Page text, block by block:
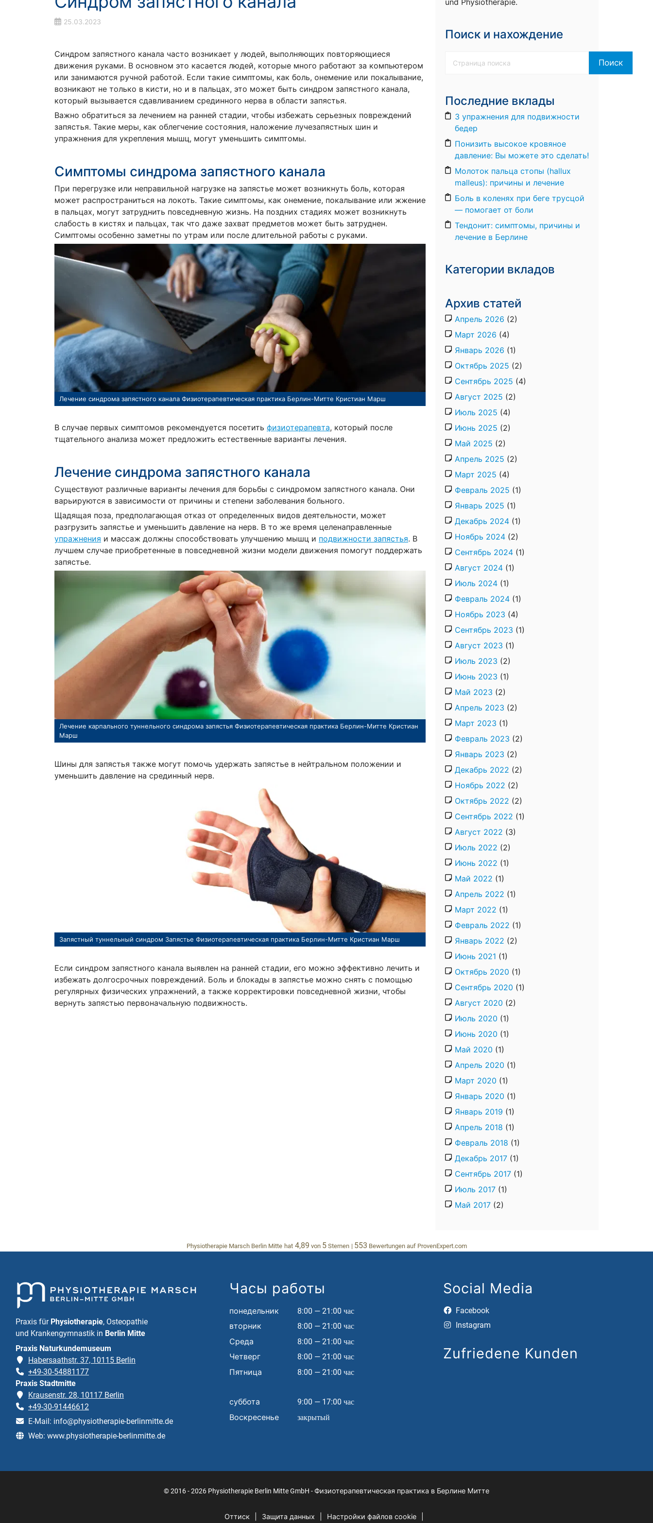
25.03.2023
Синдром запястного канала часто возникает у людей, выполняющих повторяющиеся
движения руками. В основном это касается людей, которые много работают за компьютером
или занимаются ручной работой. Если такие симптомы, как боль, онемение или покалывание,
возникают не только в кисти, но и в пальцах, это может быть синдром запястного канала,
который вызывается сдавливанием срединного нерва в области запястья.
Важно обратиться за лечением на ранней стадии, чтобы избежать серьезных повреждений
запястья. Такие меры, как облегчение состояния, наложение лучезапястных шин и
упражнения для укрепления мышц, могут уменьшить симптомы.
Симптомы синдрома запястного канала
При перегрузке или неправильной нагрузке на запястье может возникнуть боль, которая
может распространиться на локоть. Такие симптомы, как онемение, покалывание или жжение
в пальцах, могут затруднить повседневную жизнь. На поздних стадиях может возникнуть
слабость в кистях и пальцах, так что даже захват предметов может быть затруднен.
Симптомы особенно заметны по утрам или после длительной работы с руками.
Лечение синдрома запястного канала Физиотерапевтическая практика Берлин-Митте Кристиан Марш
В случае первых симптомов рекомендуется посетить физиотерапевта, который после
тщательного анализа может предложить естественные варианты лечения.
Лечение синдрома запястного канала
Существуют различные варианты лечения для борьбы с синдромом запястного канала. Они
варьируются в зависимости от причины и степени заболевания больного.
Щадящая поза, предполагающая отказ от определенных видов деятельности, может
разгрузить запястье и уменьшить давление на нерв. В то же время целенаправленные
упражнения и массаж должны способствовать улучшению мышц и подвижности запястья. В
лучшем случае приобретенные в повседневной жизни модели движения помогут поддержать
запястье.
Лечение карпального туннельного синдрома запястья Физиотерапевтическая практика Берлин-Митте Кристиан
Марш
Шины для запястья также могут помочь удержать запястье в нейтральном положении и
уменьшить давление на срединный нерв.
Запястный туннельный синдром Запястье Физиотерапевтическая практика Берлин-Митте Кристиан Марш
Если синдром запястного канала выявлен на ранней стадии, его можно эффективно лечить и
избежать долгосрочных повреждений. Боль и блокады в запястье можно снять с помощью
регулярных физических упражнений, а также корректировки повседневной жизни, чтобы
вернуть запястью первоначальную подвижность.
und Physiotherapie.
Поиск и нахождение
Поиск
Последние вклады
3 упражнения для подвижности
бедер
Понизить высокое кровяное
давление: Вы можете это сделать!
Молоток пальца стопы (hallux
malleus): причины и лечение
Боль в коленях при беге трусцой
— помогает от боли
Тендонит: симптомы, причины и
лечение в Берлине
Категории вкладов
Архив статей
Апрель 2026 (2)
Март 2026 (4)
Январь 2026 (1)
Октябрь 2025 (2)
Сентябрь 2025 (4)
Август 2025 (2)
Июль 2025 (4)
Июнь 2025 (2)
Май 2025 (2)
Апрель 2025 (2)
Март 2025 (4)
Февраль 2025 (1)
Январь 2025 (1)
Декабрь 2024 (1)
Ноябрь 2024 (2)
Сентябрь 2024 (1)
Август 2024 (1)
Июль 2024 (1)
Февраль 2024 (1)
Ноябрь 2023 (4)
Сентябрь 2023 (1)
Август 2023 (1)
Июль 2023 (2)
Июнь 2023 (1)
Май 2023 (2)
Апрель 2023 (2)
Март 2023 (1)
Февраль 2023 (2)
Январь 2023 (2)
Декабрь 2022 (2)
Ноябрь 2022 (2)
Октябрь 2022 (2)
Сентябрь 2022 (1)
Август 2022 (3)
Июль 2022 (2)
Июнь 2022 (1)
Май 2022 (1)
Апрель 2022 (1)
Март 2022 (1)
Февраль 2022 (1)
Январь 2022 (2)
Июнь 2021 (1)
Октябрь 2020 (1)
Сентябрь 2020 (1)
Август 2020 (2)
Июль 2020 (1)
Июнь 2020 (1)
Май 2020 (1)
Апрель 2020 (1)
Март 2020 (1)
Январь 2020 (1)
Январь 2019 (1)
Апрель 2018 (1)
Февраль 2018 (1)
Декабрь 2017 (1)
Сентябрь 2017 (1)
Июль 2017 (1)
Май 2017 (2)
Physiotherapie Marsch Berlin Mitte hat 4,89 von 5Sternen | 553 Bewertungen auf ProvenExpert.com
Praxis für Physiotherapie, Osteopathie
und Krankengymnastik in Berlin Mitte
Praxis Naturkundemuseum
Habersaathstr. 37, 10115 Berlin
+49-30-54881177
Praxis Stadtmitte
Krausenstr. 28, 10117 Berlin
+49-30-91446612
E-Mail: info@physiotherapie-berlinmitte.de
Web: www.physiotherapie-berlinmitte.de
Часы работы
понедельник 8:00 — 21:00 час
вторник 8:00 — 21:00 час
Среда 8:00 — 21:00 час
Четверг 8:00 — 21:00 час
Пятница 8:00 — 21:00 час
суббота 9:00 — 17:00 час
Воскресенье закрытый
Social Media
Facebook
Instagram
Zufriedene Kunden
© 2016 - 2026 Physiotherapie Berlin Mitte GmbH - Физиотерапевтическая практика в Берлине Митте
Оттиск Защита данных Настройки файлов cookie